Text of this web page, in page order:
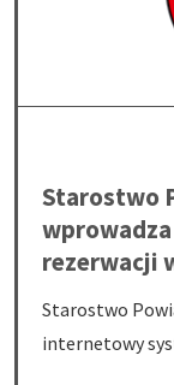
Starostwo
rezerwacji
Starostwo
internetowy